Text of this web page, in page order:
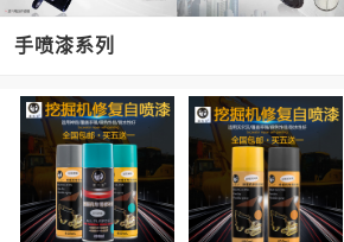
手喷漆系列